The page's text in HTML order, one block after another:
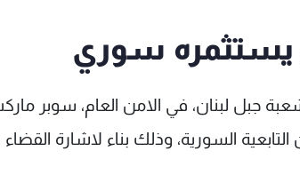
سوري
جبل لبنان، في الامن العام، سوبر
السورية، وذلك بناء لاشارة القضاء